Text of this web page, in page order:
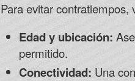
Para evitar
Edad y ubicación:
permitido.
Conectividad: Una